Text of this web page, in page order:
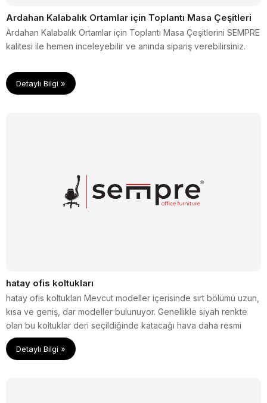
Ardahan Kalabalık Ortamlar için Toplantı Masa Çeşitleri
Ardahan Kalabalık Ortamlar için Toplantı Masa Çeşitlerini SEMPRE
kalitesi ile hemen inceleyebilir ve anında sipariş verebilirsiniz.
Detaylı Bilgi »
hatay ofis koltukları
hatay ofis koltukları Mevcut modeller içerisinde sırt bölümü uzun,
kısa ve geniş, dar modeller bulunuyor. Genellikle siyah renkte
olan bu koltuklar deri seçildiğinde katacağı hava daha resmi
oluyor.
Detaylı Bilgi »